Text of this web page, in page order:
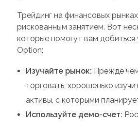
Трейдинг на финансовых
рискованным занятием. Вот
которые помогут вам добиться
Option:
Изучайте рынок: Прежде
торговать, хорошенько
активы, с которыми
Используйте демо-счет: